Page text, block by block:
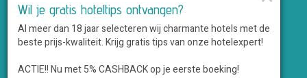
Martin's Hotels
Romantik Hotels
Saillant Hotels
WestCord Hotels
Wil je gratis hoteltips ontvangen?
Al meer dan 18 jaar selecteren wij charmante hotels met de
beste prijs-kwaliteit. Krijg gratis tips van onze hotelexpert!
ACTIE!! Nu met 5% CASHBACK op je eerste boeking!